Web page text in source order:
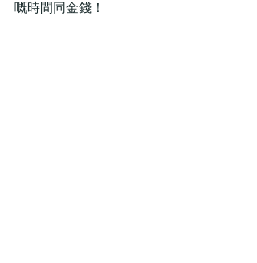
嘅時間同金錢！